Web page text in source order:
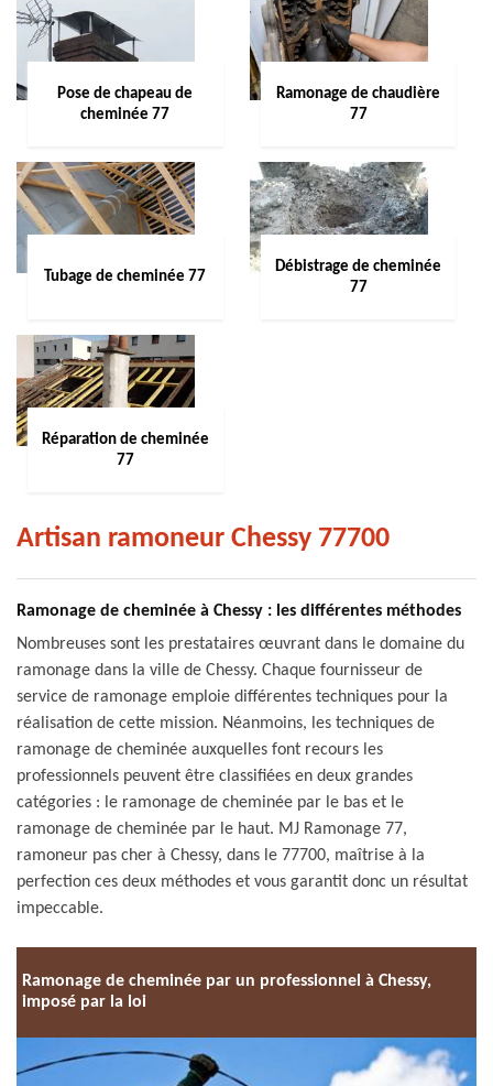
Pose de chapeau de
cheminée 77
Ramonage de chaudière
77
Tubage de cheminée 77
Débistrage de cheminée
77
Réparation de cheminée
77
Artisan ramoneur Chessy 77700
Ramonage de cheminée à Chessy : les différentes méthodes
Nombreuses sont les prestataires œuvrant dans le domaine du
ramonage dans la ville de Chessy. Chaque fournisseur de
service de ramonage emploie différentes techniques pour la
réalisation de cette mission. Néanmoins, les techniques de
ramonage de cheminée auxquelles font recours les
professionnels peuvent être classifiées en deux grandes
catégories : le ramonage de cheminée par le bas et le
ramonage de cheminée par le haut. MJ Ramonage 77,
ramoneur pas cher à Chessy, dans le 77700, maîtrise à la
perfection ces deux méthodes et vous garantit donc un résultat
impeccable.
Ramonage de cheminée par un professionnel à Chessy,
imposé par la loi